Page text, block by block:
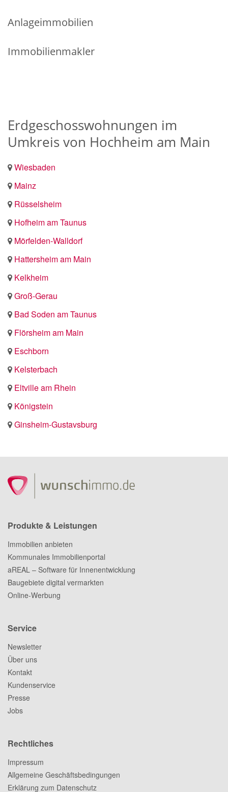
Anlageimmobilien
Immobilienmakler
Erdgeschosswohnungen im
Umkreis von Hochheim am Main
Wiesbaden
Mainz
Rüsselsheim
Hofheim am Taunus
Mörfelden-Walldorf
Hattersheim am Main
Kelkheim
Groß-Gerau
Bad Soden am Taunus
Flörsheim am Main
Eschborn
Kelsterbach
Eltville am Rhein
Königstein
Ginsheim-Gustavsburg
Produkte & Leistungen
Immobilien anbieten
Kommunales Immobilienportal
aREAL – Software für Innenentwicklung
Baugebiete digital vermarkten
Online-Werbung
Service
Newsletter
Über uns
Kontakt
Kundenservice
Presse
Jobs
Rechtliches
Impressum
Allgemeine Geschäftsbedingungen
Erklärung zum Datenschutz